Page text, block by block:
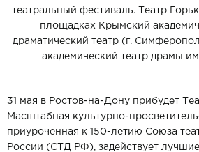
театральный фестиваль. Театр
площадках Крымский
драматический театр (г.
академический театр драмы
31 мая в Ростов-на-Дону прибудет
Масштабная культурно-
приуроченная к 150-летию Союза
России (СТД РФ), задействует